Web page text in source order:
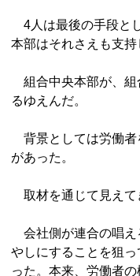
4人は最後の手段と
本部はそれさえも支持
組合中央本部が、組
るゆえんだ。
背景としては労働者
があった。
取材を通じて見え
会社側が連合の唱え
やしにすることを狙
った。本来、労働者